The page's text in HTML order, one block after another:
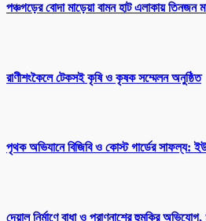
পঞ্চগড়ের বোদা মাড়েয়া বামন হাট এলাকায় তিনজন
রাণীশংকৈলে টেকসই কৃষি ও কৃষক সম্মেলন অনুষ্ঠিত
পৃথক অভিযানে বিজিবি ও কোস্ট গার্ডের সাফল্য:
দেয়াল নির্মাণে বাধা ও প্রাণনাশের হুমকির